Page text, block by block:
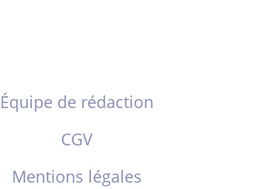
Équipe de rédaction
CGV
Mentions légales